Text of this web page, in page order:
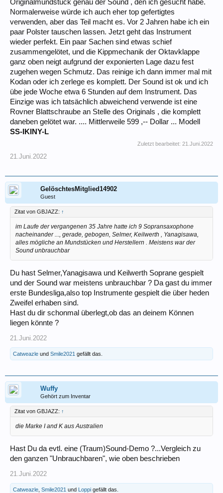
Originalmundstück genau der Sound , den ich gesucht habe.
Normalerweise würde ich auch eher top gefertigtes
verwenden, aber das Teil macht es. Vor 2 Jahren habe ich ein
paar Polster tauschen lassen. Jetzt geht das Instrument
wieder perfekt. Ein paar Sachen sind etwas schief
zusammengelötet, und die Kippmechanik der Oktavklappe
ganz oben neigt aufgrund der exponierten Lage dazu fest
zugehen wegen Schmutz. Das reinige ich dann immer mal mit
Kodan oder ich zerlege es komplett. Der Sound ist ok und ich
übe jede Woche etwa 6 Stunden auf dem Instrument. Das
Einzige was ich tatsächlich abweichend verwende ist eine
Rovner Blattschraube an Stelle des Originals , die komplett
daneben gelötet war. .... Mittlerweile 599 ,-- Dollar ... Modell
SS-IKINY-L
Zuletzt bearbeitet: 21.Juni.2022
21.Juni.2022
GelöschtesMitglied14902
Guest
Zitat von GBJAZZ: ↑
im Laufe der vergangenen 35 Jahre hatte ich 9 Sopransaxophone
nacheinander ..., gerade, gebogen, Selmer, Keilwerth , Yanagisawa,
alles mögliche an Mundstücken und Herstellern . Meistens war der
Sound unbrauchbar
Du hast Selmer,Yanagisawa und Keilwerth Soprane gespielt
und der Sound war meistens unbrauchbar ? Da gast du immer
erste Bundesliga,also top Instrumente gespielt die über heden
Zweifel erhaben sind.
Hast du dir schonmal überlegt,ob das an deinem Können
liegen könnte ?
21.Juni.2022
Catweazle und Smile2021 gefällt das.
Wuffy
Gehört zum Inventar
Zitat von GBJAZZ: ↑
die Marke I and K aus Australien
Hast Du da evtl. eine (Traum)Sound-Demo ?...Vergleich zu
den ganzen "Unbrauchbaren", wie oben beschrieben
21.Juni.2022
Catweazle Smile2021 und Loppi gefällt das.